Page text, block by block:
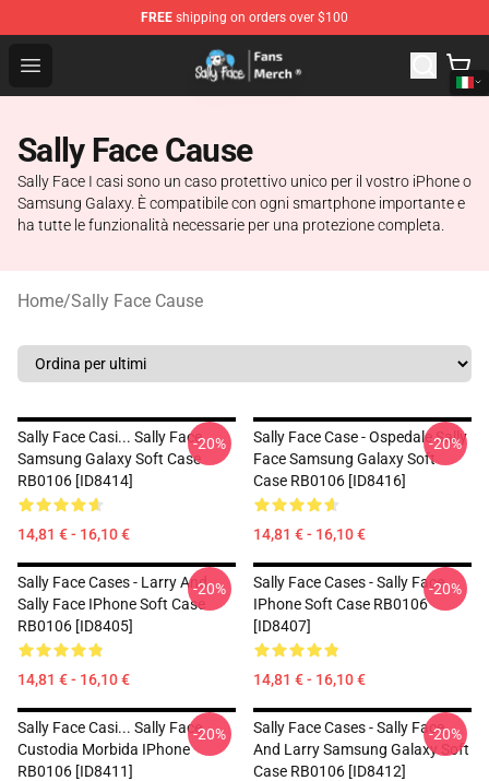
FREE shipping on orders over $100
Open menu
Sally Face Store - Official Sally Face Merchandise Shop
Sally Face Cause
Sally Face I casi sono un caso protettivo unico per il vostro iPhone o
Samsung Galaxy. È compatibile con ogni smartphone importante e
ha tutte le funzionalità necessarie per una protezione completa.
Home/Sally Face Cause
Sally Face Casi... Sally Face
Samsung Galaxy Soft Case
RB0106 [ID8414]
14,81 € - 16,10 €
-20%
Sally Face Case - Ospedale Sally
Face Samsung Galaxy Soft
Case RB0106 [ID8416]
14,81 € - 16,10 €
-20%
Sally Face Cases - Larry And
Sally Face IPhone Soft Case
RB0106 [ID8405]
14,81 € - 16,10 €
-20%
Sally Face Cases - Sally Face
IPhone Soft Case RB0106
[ID8407]
14,81 € - 16,10 €
-20%
Sally Face Casi... Sally Face
Custodia Morbida IPhone
RB0106 [ID8411]
-20%
Sally Face Cases - Sally Face
And Larry Samsung Galaxy Soft
Case RB0106 [ID8412]
-20%